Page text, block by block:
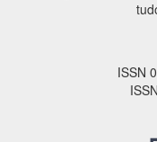
ISSN